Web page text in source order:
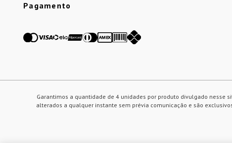
Pagamento
Garantimos a quantidade de 4 unidades por produto divulgado nesse
alterados a qualquer instante sem prévia comunicação e são